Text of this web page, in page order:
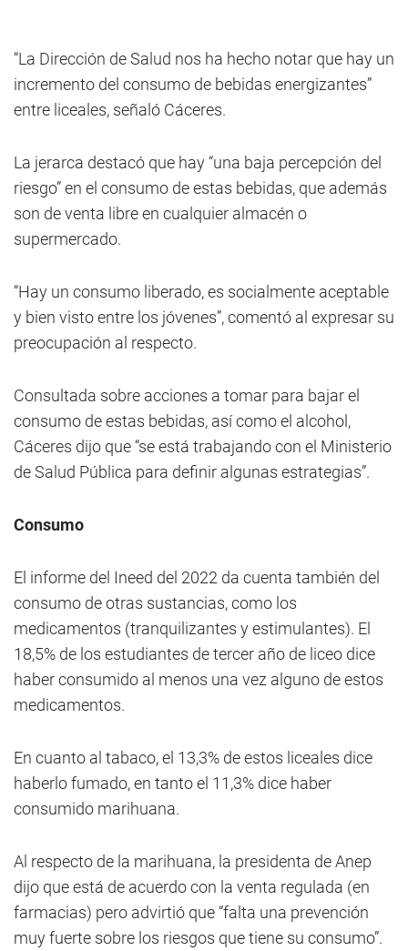
“La Dirección de Salud nos ha hecho notar que hay un
incremento del consumo de bebidas energizantes”
entre liceales, señaló Cáceres.
La jerarca destacó que hay “una baja percepción del
riesgo” en el consumo de estas bebidas, que además
son de venta libre en cualquier almacén o
supermercado.
“Hay un consumo liberado, es socialmente aceptable
y bien visto entre los jóvenes”, comentó al expresar su
preocupación al respecto.
Consultada sobre acciones a tomar para bajar el
consumo de estas bebidas, así como el alcohol,
Cáceres dijo que “se está trabajando con el Ministerio
de Salud Pública para definir algunas estrategias”.
Consumo
El informe del Ineed del 2022 da cuenta también del
consumo de otras sustancias, como los
medicamentos (tranquilizantes y estimulantes). El
18,5% de los estudiantes de tercer año de liceo dice
haber consumido al menos una vez alguno de estos
medicamentos.
En cuanto al tabaco, el 13,3% de estos liceales dice
haberlo fumado, en tanto el 11,3% dice haber
consumido marihuana.
Al respecto de la marihuana, la presidenta de Anep
dijo que está de acuerdo con la venta regulada (en
farmacias) pero advirtió que “falta una prevención
muy fuerte sobre los riesgos que tiene su consumo”.